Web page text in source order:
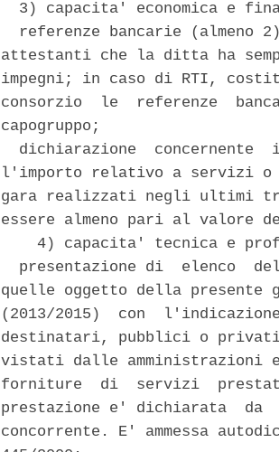
3) capacita' economica e
referenze bancarie (almeno
attestanti che la ditta ha
impegni; in caso di RTI,
consorzio  le  referenze
capogruppo;
dichiarazione  concernente
l'importo relativo a servizi
gara realizzati negli ultimi
essere almeno pari al valore
4) capacita' tecnica e
presentazione di  elenco
quelle oggetto della
(2013/2015)  con
destinatari, pubblici o
vistati dalle amministrazioni
forniture  di  servizi
prestazione e' dichiarata  da
concorrente. E' ammessa